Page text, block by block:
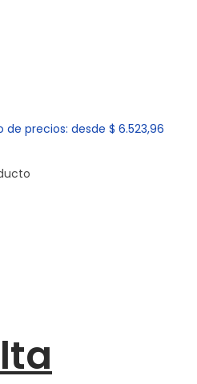
de precios: desde $ 6.523,96